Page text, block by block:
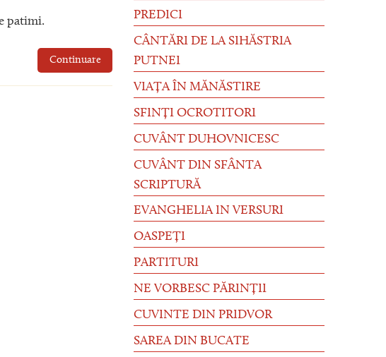
patimi.
Continuare
PREDICI
CÂNTĂRI DE LA SIHĂSTRIA
PUTNEI
VIAȚA ÎN MĂNĂSTIRE
SFINȚI OCROTITORI
CUVÂNT DUHOVNICESC
CUVÂNT DIN SFÂNTA
SCRIPTURĂ
EVANGHELIA IN VERSURI
OASPEȚI
PARTITURI
NE VORBESC PĂRINȚII
CUVINTE DIN PRIDVOR
SAREA DIN BUCATE